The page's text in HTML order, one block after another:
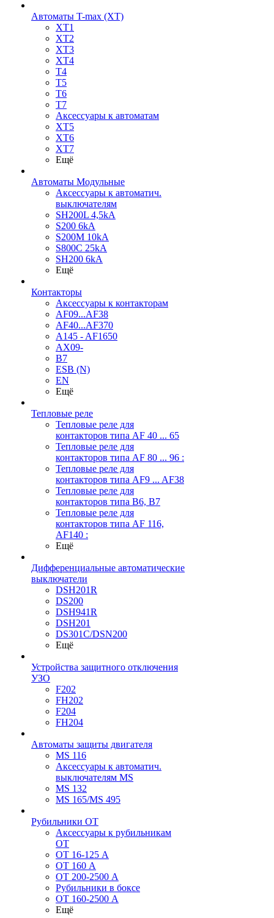
Автоматы T-max (XT)
XT1
XT2
XT3
XT4
T4
T5
T6
T7
Аксессуары к автоматам
XT5
XT6
XT7
Ещё
Автоматы Модульные
Аксессуары к автоматич.
выключателям
SH200L 4,5kA
S200 6kA
S200M 10kA
S800C 25kA
SH200 6kA
Ещё
Контакторы
Аксессуары к контакторам
AF09...AF38
AF40...AF370
A145 - AF1650
AX09-
B7
ESB (N)
EN
Ещё
Тепловые реле
Тепловые реле для
контакторов типа AF 40 ... 65
Тепловые реле для
контакторов типа AF 80 ... 96 :
Тепловые реле для
контакторов типа AF9 ... AF38
Тепловые реле для
контакторов типа В6, В7
Тепловые реле для
контакторов типа AF 116,
AF140 :
Ещё
Дифференциальные автоматические
выключатели
DSH201R
DS200
DSH941R
DSH201
DS301C/DSN200
Ещё
Устройства защитного отключения
УЗО
F202
FH202
F204
FH204
Автоматы защиты двигателя
MS 116
Аксессуары к автоматич.
выключателям MS
MS 132
MS 165/MS 495
Рубильники ОТ
Аксессуары к рубильникам
OT
OT 16-125 А
OT 160 А
OT 200-2500 А
Рубильники в боксе
OT 160-2500 А
Ещё